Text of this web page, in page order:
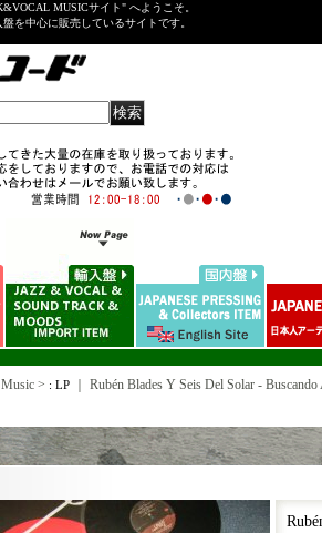
MUSICサイト" へようこそ。
盤を中心に販売しているサイトです。
> : LP｜ Rubén Blades Y Seis Del Solar -